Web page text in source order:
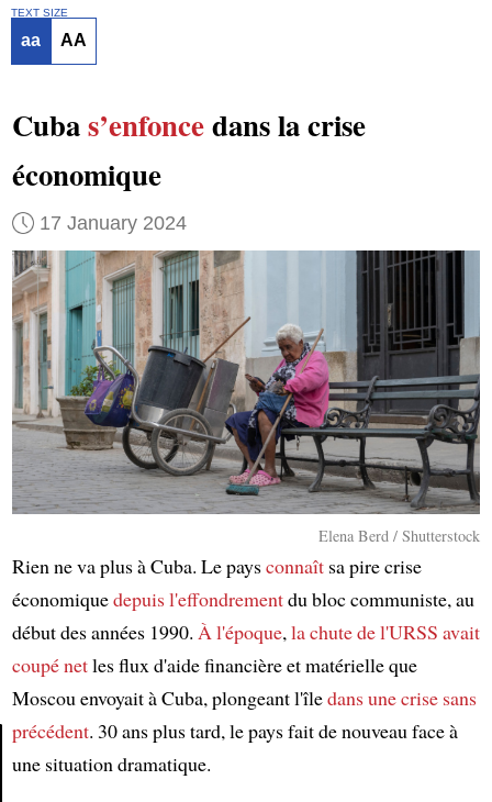
TEXT SIZE
aa AA
Cubas’enfoncedans la crise
économique
17 January 2024
Elena Berd / Shutterstock
Rien ne va plus à Cuba. Le paysconnaîtsa pire crise
économiquedepuis l'effondrementdu bloc communiste, au
début des années 1990. À l'époque,la chute del'URSS avait
coupé netles flux d'aide financière et matérielle que
Moscou envoyait à Cuba, plongeant l'îledans une crise sans
précédent. 30 ans plus tard, le pays fait de nouveau face à
une situation dramatique.